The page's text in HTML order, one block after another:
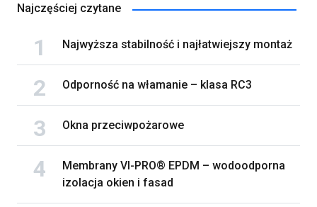
Najczęściej czytane
Najwyższa stabilność i najłatwiejszy montaż
Odporność na włamanie – klasa RC3
Okna przeciwpożarowe
Membrany VI-PRO® EPDM – wodoodporna
izolacja okien i fasad